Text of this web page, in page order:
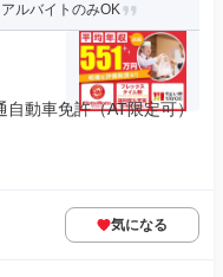
ルバイトのみOK
動車免許（AT限定可）
気になる